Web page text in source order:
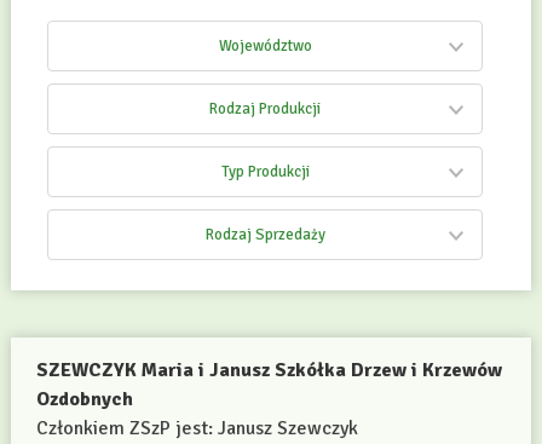
Województwo
Rodzaj Produkcji
Typ Produkcji
Rodzaj Sprzedaży
SZEWCZYK Maria i Janusz Szkółka Drzew i Krzewów
Ozdobnych
Członkiem ZSzP jest: Janusz Szewczyk